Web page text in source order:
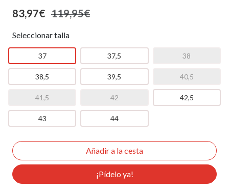
83,97€ 119,95€
Seleccionar talla
37 37,5 38
38,5 39,5 40,5
41,5 42 42,5
43 44
¡Pídelo ya!